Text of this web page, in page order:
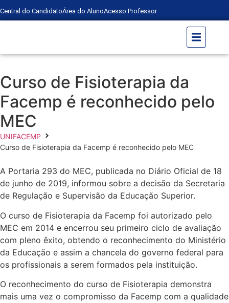
Central do CandidatoÁrea do AlunoAcesso Professor
Curso de Fisioterapia da
Facemp é reconhecido pelo
MEC
UNIFACEMP
Curso de Fisioterapia da Facemp é reconhecido pelo MEC
A Portaria 293 do MEC, publicada no Diário Oficial de 18
de junho de 2019, informou sobre a decisão da Secretaria
de Regulação e Supervisão da Educação Superior.
O curso de Fisioterapia da Facemp foi autorizado pelo
MEC em 2014 e encerrou seu primeiro ciclo de avaliação
com pleno êxito, obtendo o reconhecimento do Ministério
da Educação e assim a chancela do governo federal para
os profissionais a serem formados pela instituição.
O reconhecimento do curso de Fisioterapia demonstra
mais uma vez o compromisso da Facemp com a qualidade